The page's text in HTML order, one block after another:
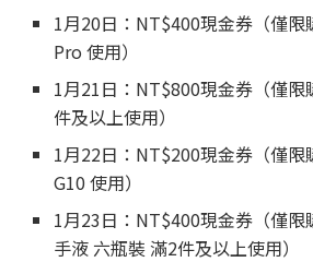
1月20日：NT$400現金券（僅限
Pro 使用）
1月21日：NT$800現金券（僅限
件及以上使用）
1月22日：NT$200現金券（僅限
G10 使用）
1月23日：NT$400現金券（僅限
手液 六瓶裝 滿2件及以上使用）